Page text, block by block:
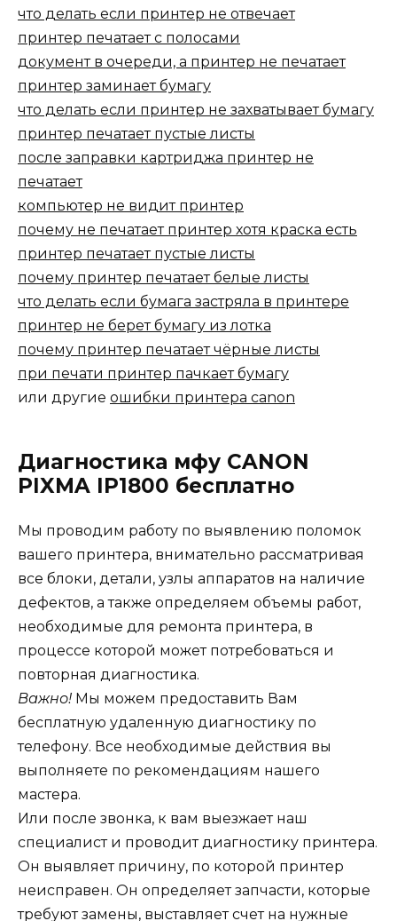
что делать если принтер не отвечает
принтер печатает с полосами
документ в очереди, а принтер не печатает
принтер заминает бумагу
что делать если принтер не захватывает бумагу
принтер печатает пустые листы
после заправки картриджа принтер не
печатает
компьютер не видит принтер
почему не печатает принтер хотя краска есть
принтер печатает пустые листы
почему принтер печатает белые листы
что делать если бумага застряла в принтере
принтер не берет бумагу из лотка
почему принтер печатает чёрные листы
при печати принтер пачкает бумагу
или другие ошибки принтера canon
Диагностика мфу CANON
PIXMA IP1800 бесплатно
Мы проводим работу по выявлению поломок
вашего принтера, внимательно рассматривая
все блоки, детали, узлы аппаратов на наличие
дефектов, а также определяем объемы работ,
необходимые для ремонта принтера, в
процессе которой может потребоваться и
повторная диагностика.
Важно! Мы можем предоставить Вам
бесплатную удаленную диагностику по
телефону. Все необходимые действия вы
выполняете по рекомендациям нашего
мастера.
Или после звонка, к вам выезжает наш
специалист и проводит диагностику принтера.
Он выявляет причину, по которой принтер
неисправен. Он определяет запчасти, которые
требуют замены, выставляет счет на нужные